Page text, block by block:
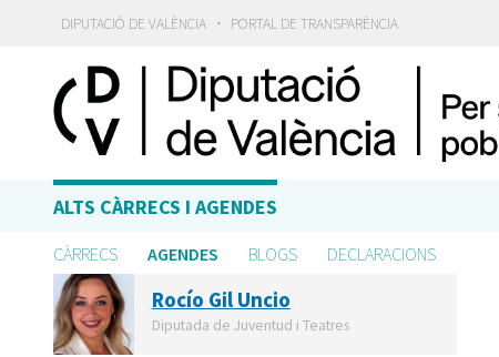
DIPUTACIÓ DE VALÈNCIA · PORTAL DE TRANSPARÈNCIA
ALTS CÀRRECS I AGENDES
CÀRRECS AGENDES BLOGS DECLARACIONS
Rocío Gil Uncio
Diputada de Juventud i Teatres